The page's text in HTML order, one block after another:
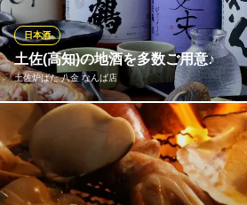
心。30種以上の日本酒が対象となる飲み
す。お料理を引き立てる銘酒をリーズナ
地酒蔵 大阪 難波店
芳寿豚・日本酒
大阪メトロ御堂筋線なんば駅 徒歩5分
大阪府大阪市浪速区難波中2-8-80
土佐(高知)の地酒を多数ご用意♪
土佐炉ばた 八金 なんば店
日本酒
自慢の土佐料理との相性バツグン！！酒
酒！
土佐炉ばた 八金 なんば店